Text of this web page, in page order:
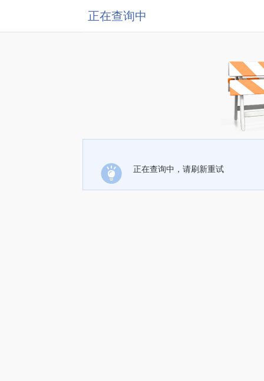
正在查询中
正在查询中，请刷新重试